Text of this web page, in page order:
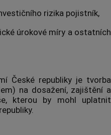
rizika pojistník,
úrokové míry a ostatních
České republiky je tvorba
na dosažení, zajištění a
kterou by mohl uplatnit